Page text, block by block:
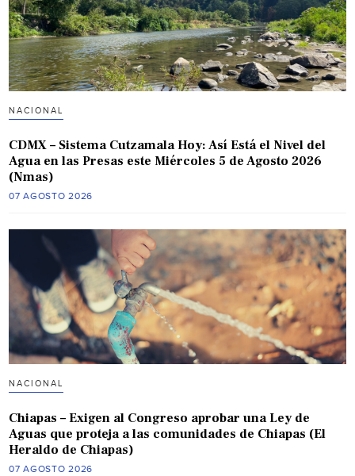
NACIONAL
CDMX – Sistema Cutzamala Hoy: Así Está el Nivel del
Agua en las Presas este Miércoles 5 de Agosto 2026
(Nmas)
07 AGOSTO 2026
NACIONAL
Chiapas – Exigen al Congreso aprobar una Ley de
Aguas que proteja a las comunidades de Chiapas (El
Heraldo de Chiapas)
07 AGOSTO 2026